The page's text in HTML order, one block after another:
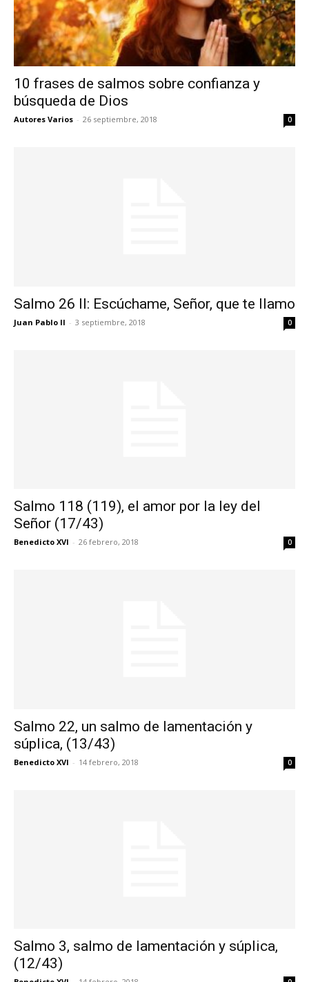
10 frases de salmos sobre confianza y
búsqueda de Dios
Autores Varios - 26 septiembre, 2018 0
Salmo 26 II: Escúchame, Señor, que te llamo
Juan Pablo II - 3 septiembre, 2018 0
Salmo 118 (119), el amor por la ley del
Señor (17/43)
Benedicto XVI - 26 febrero, 2018 0
Salmo 22, un salmo de lamentación y
súplica, (13/43)
Benedicto XVI - 14 febrero, 2018 0
Salmo 3, salmo de lamentación y súplica,
(12/43)